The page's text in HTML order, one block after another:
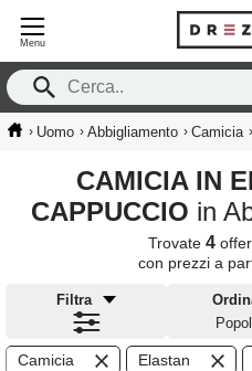
Menu
› Uomo › Abbigliamento › Camicia ›
CAMICIA IN ELASTAN CON
CAPPUCCIO in
Trovate 4
con prezzi a
Filtra
Camicia Elastan